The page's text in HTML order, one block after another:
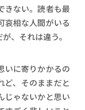
きない。読者も最
哀相な人間がいる
、それは違う。
いに寄りかかるの
ど、そのままだと
じゃないかと思い